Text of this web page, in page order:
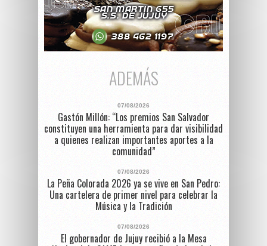
ADEMÁS
07/08/2026
Gastón Millón: “Los premios San Salvador
constituyen una herramienta para dar visibilidad
a quienes realizan importantes aportes a la
comunidad”
07/08/2026
La Peña Colorada 2026 ya se vive en San Pedro:
Una cartelera de primer nivel para celebrar la
Música y la Tradición
07/08/2026
El gobernador de Jujuy recibió a la Mesa